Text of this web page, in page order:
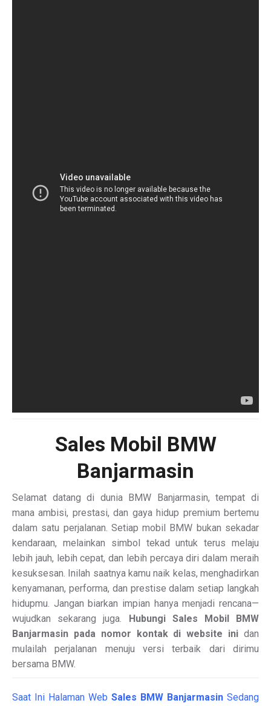
Sales Mobil BMW
Banjarmasin
Selamat datang di dunia BMW Banjarmasin, tempat di
mana ambisi, prestasi, dan gaya hidup premium bertemu
dalam satu perjalanan. Setiap mobil BMW bukan sekadar
kendaraan, melainkan simbol tekad untuk terus melaju
lebih jauh, lebih cepat, dan lebih percaya diri dalam meraih
kesuksesan. Inilah saatnya kamu naik kelas, menghadirkan
kenyamanan, performa, dan prestise dalam setiap langkah
hidupmu. Jangan biarkan impian hanya menjadi rencana—
wujudkan sekarang juga.
Hubungi Sales Mobil BMW
Banjarmasin pada nomor kontak di website ini dan
mulailah perjalanan menuju versi terbaik dari dirimu
bersama BMW.
Saat Ini Halaman Web Sales BMW Banjarmasin Sedang